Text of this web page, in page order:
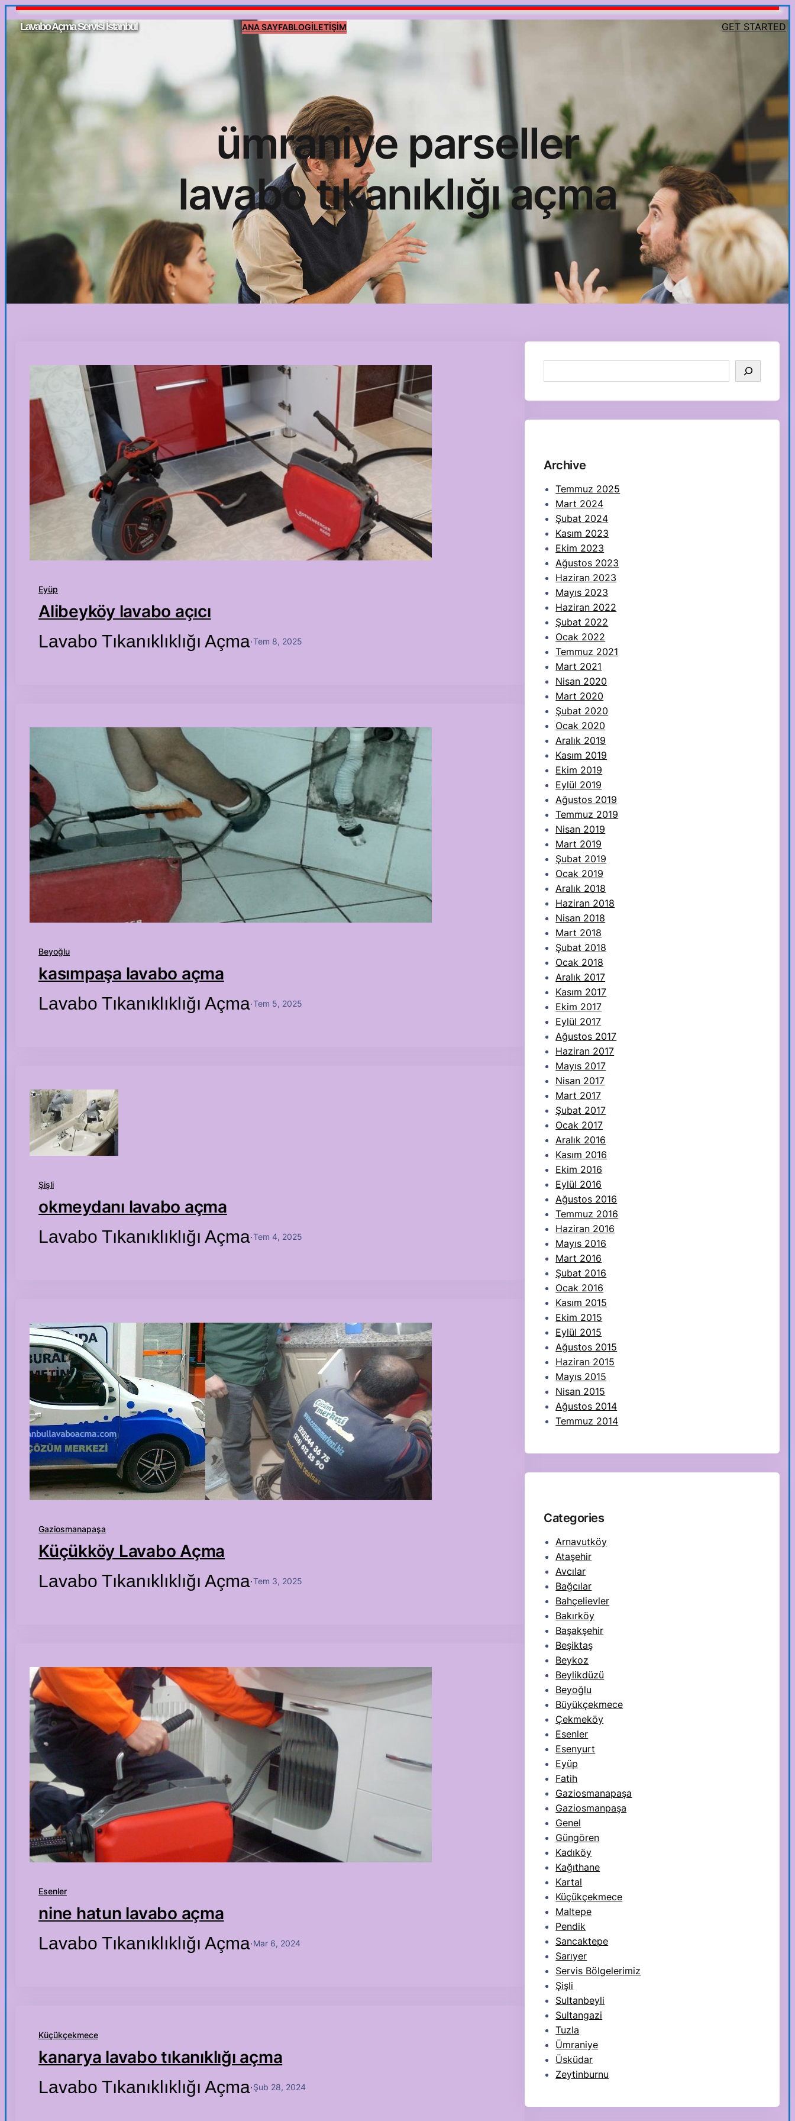
İçeriğe
geçLavabo Açma Servisi İstanbul ANA SAYFABLOGİLETİŞİM GET STARTED
ümraniye parseller
lavabo tıkanıklığı açma
Eyüp
Alibeyköy lavabo açıcı
Lavabo Tıkanıklıklığı Açma·Tem 8, 2025
Beyoğlu
kasımpaşa lavabo açma
Lavabo Tıkanıklıklığı Açma·Tem 5, 2025
Şişli
okmeydanı lavabo açma
Lavabo Tıkanıklıklığı Açma·Tem 4, 2025
Gaziosmanapaşa
Küçükköy Lavabo Açma
Lavabo Tıkanıklıklığı Açma·Tem 3, 2025
Esenler
nine hatun lavabo açma
Lavabo Tıkanıklıklığı Açma·Mar 6, 2024
Küçükçekmece
kanarya lavabo tıkanıklığı açma
Lavabo Tıkanıklıklığı Açma·Şub 28, 2024
e
Archive
Temmuz 2025
Mart 2024
Şubat 2024
Kasım 2023
Ekim 2023
Ağustos 2023
Haziran 2023
Mayıs 2023
Haziran 2022
Şubat 2022
Ocak 2022
Temmuz 2021
Mart 2021
Nisan 2020
Mart 2020
Şubat 2020
Ocak 2020
Aralık 2019
Kasım 2019
Ekim 2019
Eylül 2019
Ağustos 2019
Temmuz 2019
Nisan 2019
Mart 2019
Şubat 2019
Ocak 2019
Aralık 2018
Haziran 2018
Nisan 2018
Mart 2018
Şubat 2018
Ocak 2018
Aralık 2017
Kasım 2017
Ekim 2017
Eylül 2017
Ağustos 2017
Haziran 2017
Mayıs 2017
Nisan 2017
Mart 2017
Şubat 2017
Ocak 2017
Aralık 2016
Kasım 2016
Ekim 2016
Eylül 2016
Ağustos 2016
Temmuz 2016
Haziran 2016
Mayıs 2016
Mart 2016
Şubat 2016
Ocak 2016
Kasım 2015
Ekim 2015
Eylül 2015
Ağustos 2015
Haziran 2015
Mayıs 2015
Nisan 2015
Ağustos 2014
Temmuz 2014
Categories
Arnavutköy
Ataşehir
Avcılar
Bağcılar
Bahçelievler
Bakırköy
Başakşehir
Beşiktaş
Beykoz
Beylikdüzü
Beyoğlu
Büyükçekmece
Çekmeköy
Esenler
Esenyurt
Eyüp
Fatih
Gaziosmanapaşa
Gaziosmanpaşa
Genel
Güngören
Kadıköy
Kağıthane
Kartal
Küçükçekmece
Maltepe
Pendik
Sancaktepe
Sarıyer
Servis Bölgelerimiz
Şişli
Sultanbeyli
Sultangazi
Tuzla
Ümraniye
Üsküdar
Zeytinburnu